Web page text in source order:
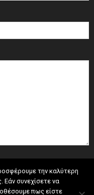
την καλύτερη
Εάν συνεχίσετε να
πως είστε